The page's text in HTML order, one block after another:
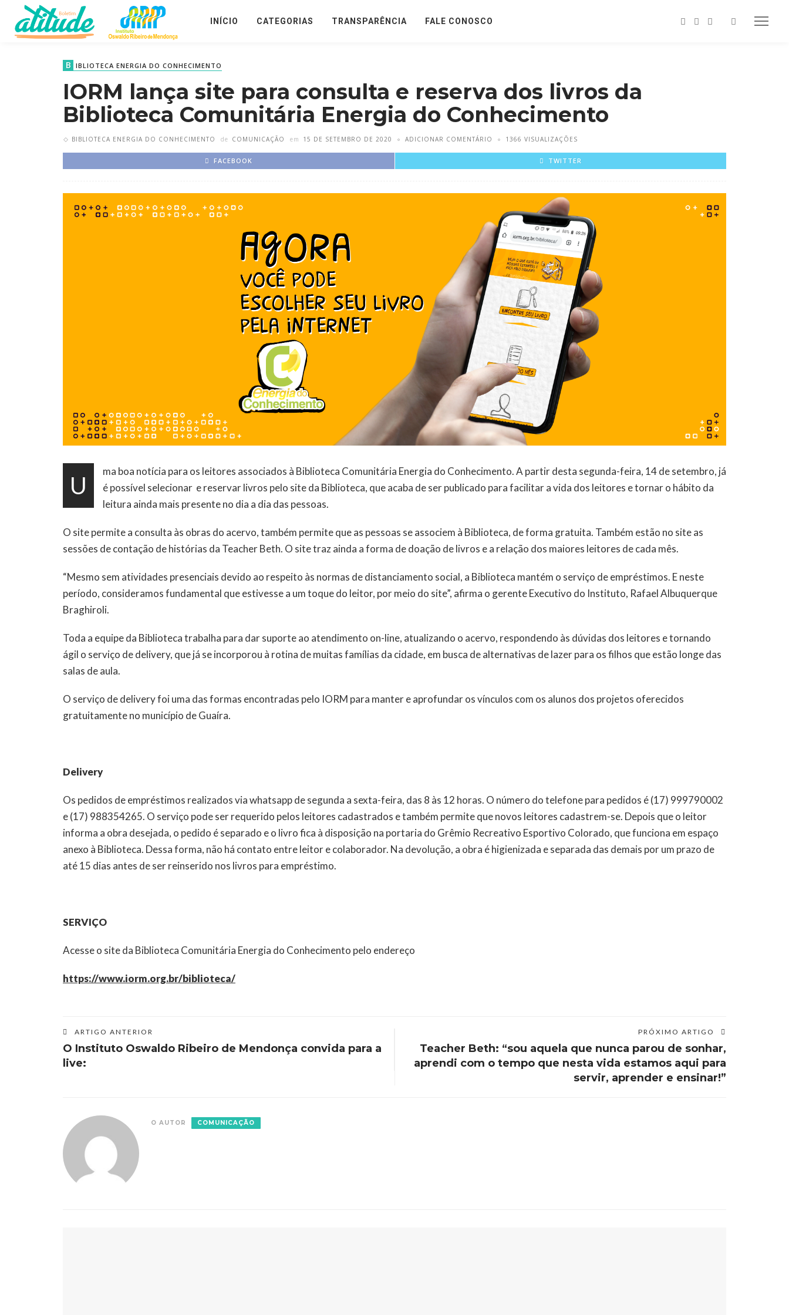
INÍCIO CATEGORIAS TRANSPARÊNCIA FALE CONOSCO
B IBLIOTECA ENERGIA DO CONHECIMENTO
IORM lança site para consulta e reserva dos livros da
Biblioteca Comunitária Energia do Conhecimento
BIBLIOTECA ENERGIA DO CONHECIMENTO de COMUNICAÇÃO em 15 DE SETEMBRO DE 2020 ADICIONAR COMENTÁRIO 1366 VISUALIZAÇÕES
FACEBOOK TWITTER
U
ma boa notícia para os leitores associados à Biblioteca Comunitária Energia do Conhecimento. A partir desta segunda-feira, 14 de setembro, já
é possível selecionar e reservar livros pelo site da Biblioteca, que acaba de ser publicado para facilitar a vida dos leitores e tornar o hábito da
leitura ainda mais presente no dia a dia das pessoas.
O site permite a consulta às obras do acervo, também permite que as pessoas se associem à Biblioteca, de forma gratuita. Também estão no site as
sessões de contação de histórias da Teacher Beth. O site traz ainda a forma de doação de livros e a relação dos maiores leitores de cada mês.
“Mesmo sem atividades presenciais devido ao respeito às normas de distanciamento social, a Biblioteca mantém o serviço de empréstimos. E neste
período, consideramos fundamental que estivesse a um toque do leitor, por meio do site”, afirma o gerente Executivo do Instituto, Rafael Albuquerque
Braghiroli.
Toda a equipe da Biblioteca trabalha para dar suporte ao atendimento on-line, atualizando o acervo, respondendo às dúvidas dos leitores e tornando
ágil o serviço de delivery, que já se incorporou à rotina de muitas famílias da cidade, em busca de alternativas de lazer para os filhos que estão longe das
salas de aula.
O serviço de delivery foi uma das formas encontradas pelo IORM para manter e aprofundar os vínculos com os alunos dos projetos oferecidos
gratuitamente no município de Guaíra.
Delivery
Os pedidos de empréstimos realizados via whatsapp de segunda a sexta-feira, das 8 às 12 horas. O número do telefone para pedidos é (17) 999790002
e (17) 988354265. O serviço pode ser requerido pelos leitores cadastrados e também permite que novos leitores cadastrem-se. Depois que o leitor
informa a obra desejada, o pedido é separado e o livro fica à disposição na portaria do Grêmio Recreativo Esportivo Colorado, que funciona em espaço
anexo à Biblioteca. Dessa forma, não há contato entre leitor e colaborador. Na devolução, a obra é higienizada e separada das demais por um prazo de
até 15 dias antes de ser reinserido nos livros para empréstimo.
SERVIÇO
Acesse o site da Biblioteca Comunitária Energia do Conhecimento pelo endereço
https://www.iorm.org.br/biblioteca/
ARTIGO ANTERIOR
O Instituto Oswaldo Ribeiro de Mendonça convida para a
live:
PRÓXIMO ARTIGO
Teacher Beth: “sou aquela que nunca parou de sonhar,
aprendi com o tempo que nesta vida estamos aqui para
servir, aprender e ensinar!”
O AUTOR COMUNICAÇÃO